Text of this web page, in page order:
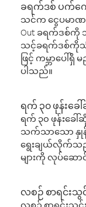
ခရက်ဒစ် ပက်ကေ့
သင်က ငွေပမာ
Out ခရက်ဒစ်
သင့်ခရက်ဒစ်ကိုသုံ
ဖြင့် ကမ္ဘာပေ
ပါသည်။
ရက် ၃၀ ဖုန်းခ
ရက် ၃၀ ဖုန်းခေ
သက်သာသော နှုန်
ရွေးချယ်လိုက်သ
များကို လုပ်ဆေ
လစဉ် စာရင်းသွ